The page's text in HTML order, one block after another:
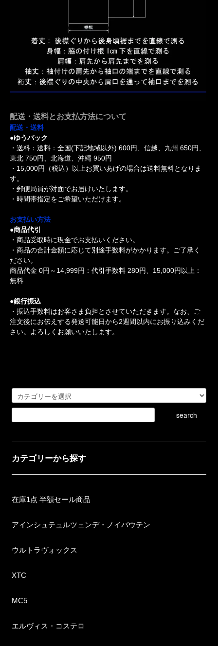
配送・送料とお支払方法について
配送・送料
●ゆうパック
・送料：送料：全国(下記地域以外) 600円、信越、九州 650円、
東北 750円、北海道、沖縄 950円
・15,000円（税込）以上お買いあげの場合は送料無料となりま
す。
・郵便局員が対面でお届けいたします。
・時間帯指定をご希望いただけます。
お支払い方法
●商品代引
・商品受取時に現金でお支払いください。
・商品の合計金額に応じて別途手数料がかかります。ご了承く
ださい。
商品代金 0円～14,999円：代引手数料 280円、15,000円以上：
無料
●銀行振込
・振込手数料はお客さま負担とさせていただきます。なお、ご
注文後にお伝えする発送可能日から2週間以内にお振り込みくだ
さい。よろしくお願いいたします。
カテゴリーから探す
在庫1点 半額セール商品
アインシュテュルツェンデ・ノイバウテン
ウルトラヴォックス
XTC
MC5
エルヴィス・コステロ